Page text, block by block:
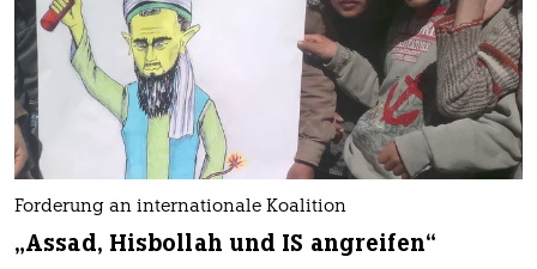
Forderung an internationale Koalition
„Assad, Hisbollah und IS angreifen“